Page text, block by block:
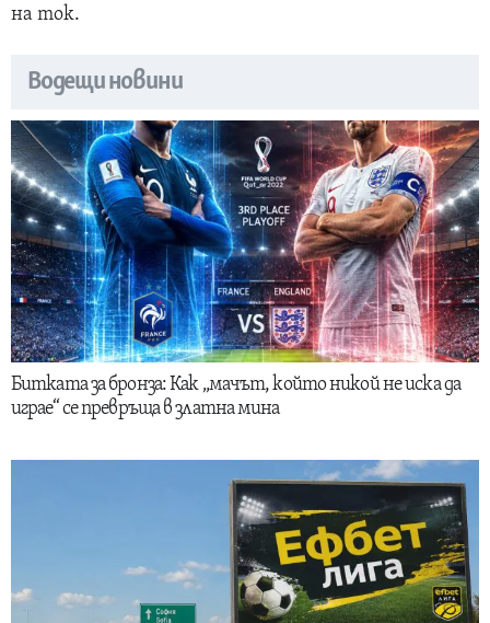
на ток.
Водещи новини
Битката за бронза: Как „мачът, който никой не иска да
играе“ се превръща в златна мина